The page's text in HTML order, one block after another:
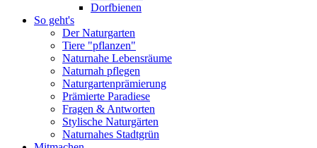
Dorfbienen
So geht's
Der Naturgarten
Tiere "pflanzen"
Naturnahe Lebensräume
Naturnah pflegen
Naturgartenprämierung
Prämierte Paradiese
Fragen & Antworten
Stylische Naturgärten
Naturnahes Stadtgrün